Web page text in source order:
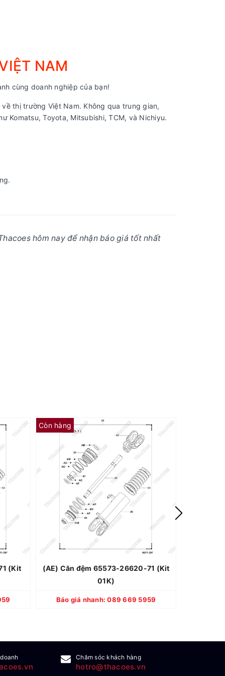
NAM
cùng doanh nghiệp của bạn!
về thị trường Việt Nam. Không qua trung gian,
Komatsu, Toyota, Mitsubishi, TCM, và Nichiyu.
hôm nay để nhận báo giá tốt nhất
(Kit
Bản
Còn hàng
(AE) Căn đệm 65573-26620-71 (Kit
01K)
Báo giá nhanh: 089 669 5959
(AE) Căn đệm 65573-26620-71 (Kit 01K)
Thương hiệu: TOYOTA
Xuất xứ: Nhật Bản
Quy cách: Mới 100%
Bảo hành: 12 tháng
Chăm sóc khách hàng
hotro@thacoes.vn